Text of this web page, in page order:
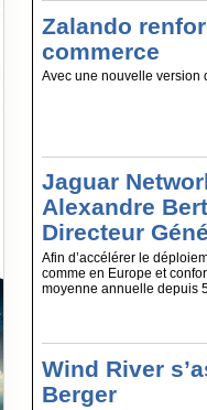
Zalando
commerce
Avec une nouvelle version
Jaguar
Alexandre
Directeur
Afin d’accélérer le
comme en Europe et
moyenne annuelle depuis 5
Wind River
Berger